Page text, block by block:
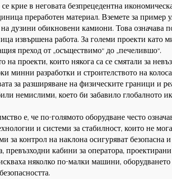
крие в неговата безпрецедентна
преработен материал. Вземете за
дузини обикновени камиони. Това означава
извършена работа. За големи проекти
преход от „осъществимо“ до „печелившо“.
на проекти, които някога са се смятали за
минни разработки и строителството на
за разширяване на физическите граници и
немислими, което би забавило глобалното
е, че по-голямото оборудване често
и системи за стабилност, които не
контрол на наклона осигуряват безопасна
кабини за оператора,
няколко по-малки машини,